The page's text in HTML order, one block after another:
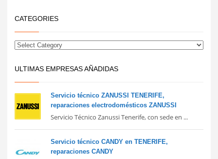
CATEGORIES
ULTIMAS EMPRESAS AÑADIDAS
Servicio técnico ZANUSSI TENERIFE,
reparaciones electrodomésticos ZANUSSI
Servicio Técnico Zanussi Tenerife, con sede en ...
Servicio técnico CANDY en TENERIFE,
reparaciones CANDY